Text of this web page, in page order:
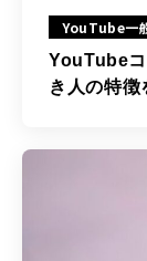
YouTube一
YouTube
き人の特徴